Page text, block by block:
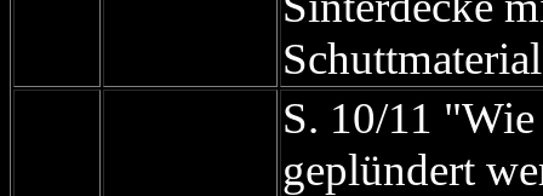
S. 10/11
geplündert